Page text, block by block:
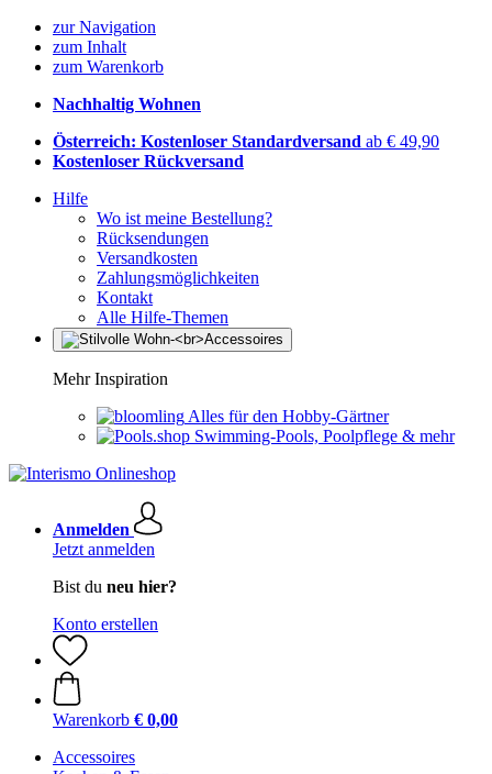
zur Navigation
zum Inhalt
zum Warenkorb
Nachhaltig Wohnen
Österreich: Kostenloser Standardversand ab € 49,90
Kostenloser Rückversand
Hilfe
Wo ist meine Bestellung?
Rücksendungen
Versandkosten
Zahlungsmöglichkeiten
Kontakt
Alle Hilfe-Themen
Mehr Inspiration
Alles für den Hobby-Gärtner
Swimming-Pools, Poolpflege & mehr
Anmelden
Jetzt anmelden
Bist du neu hier?
Konto erstellen
Warenkorb € 0,00
Accessoires